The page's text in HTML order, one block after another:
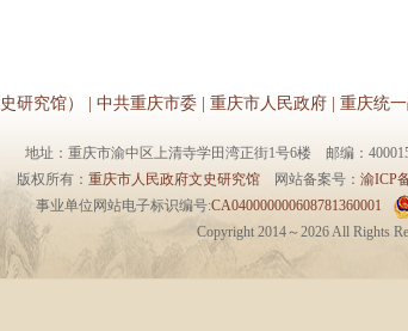
研究馆） 中共重庆市委 重庆市人民政府 重庆统
地址：重庆市渝中区上清寺学田湾正街1号6楼 邮编：
版权所有： 重庆市人民政府文史研究馆网站备案号： 渝ICP
事业单位网站电子标识编号:CA040000000608781360001
Copyright 2014～2026 All Rights